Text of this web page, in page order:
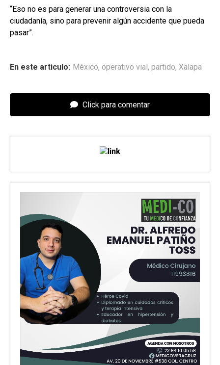
“Eso no es para generar una controversia con la
ciudadanía, sino para prevenir algún accidente que pueda
pasar”.
En este articulo: México, operativo vial, partido, Xalapa
Click para comentar